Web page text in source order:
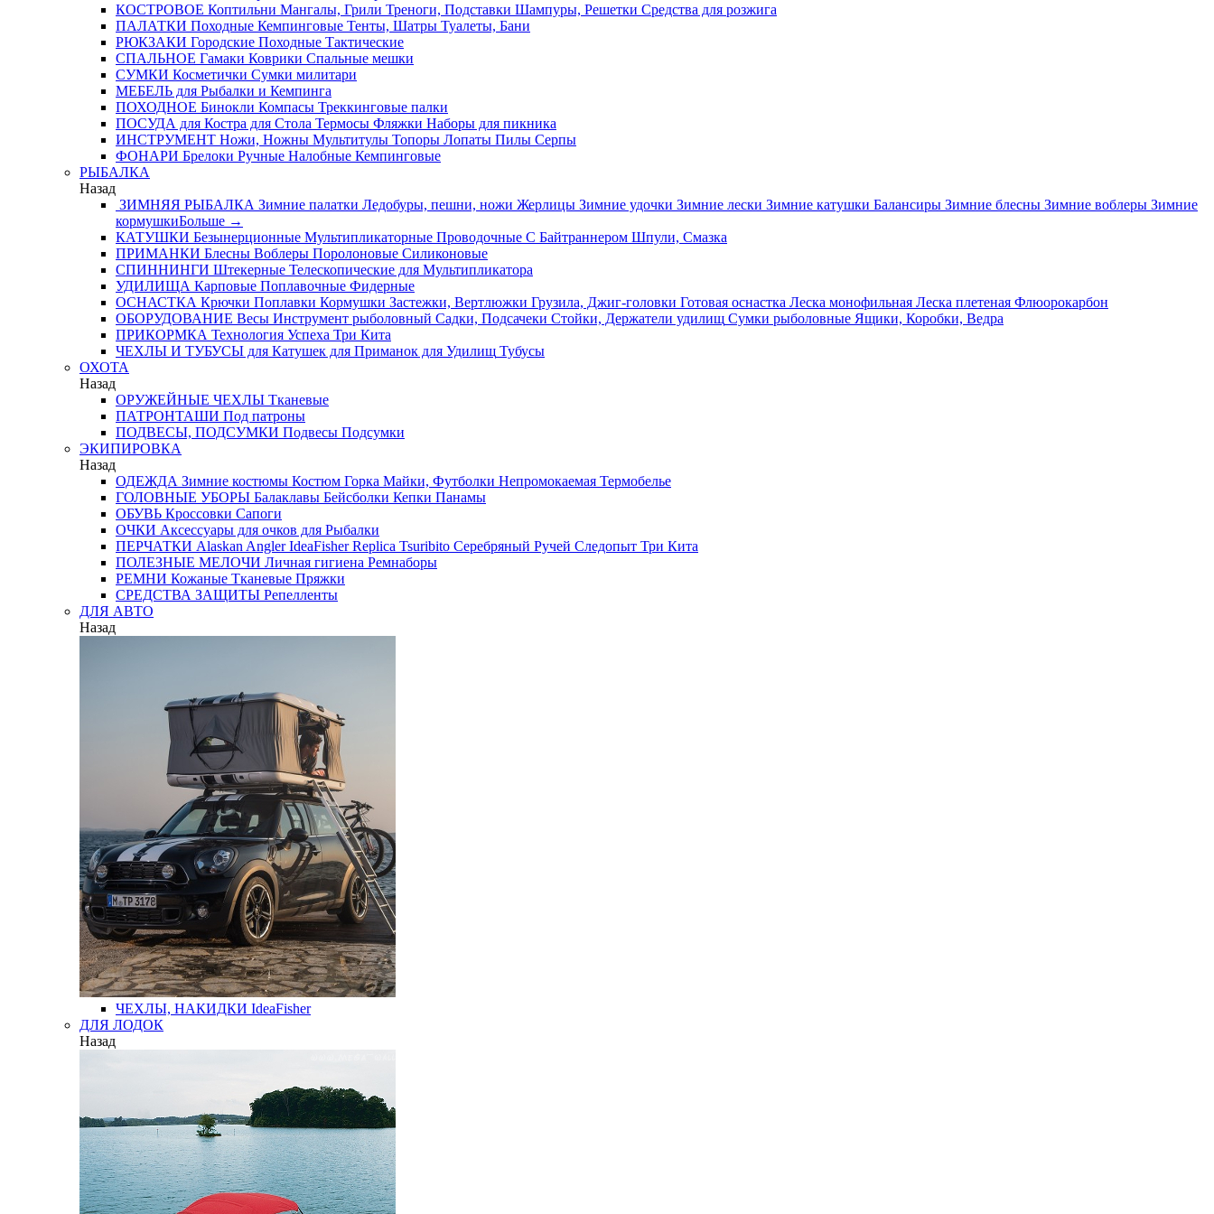
КОСТРОВОЕ Коптильни Мангалы, Грили Треноги, Подставки Шампуры, Решетки Средства для розжига
ПАЛАТКИ Походные Кемпинговые Тенты, Шатры Туалеты, Бани
РЮКЗАКИ Городские Походные Тактические
СПАЛЬНОЕ Гамаки Коврики Спальные мешки
СУМКИ Косметички Сумки милитари
МЕБЕЛЬ для Рыбалки и Кемпинга
ПОХОДНОЕ Бинокли Компасы Треккинговые палки
ПОСУДА для Костра для Стола Термосы Фляжки Наборы для пикника
ИНСТРУМЕНТ Ножи, Ножны Мультитулы Топоры Лопаты Пилы Серпы
ФОНАРИ Брелоки Ручные Налобные Кемпинговые
РЫБАЛКА
Назад
ЗИМНЯЯ РЫБАЛКА Зимние палатки Ледобуры, пешни, ножи Жерлицы Зимние удочки Зимние лески Зимние катушки Балансиры Зимние блесны Зимние воблеры Зимние
кормушкиБольше →
КАТУШКИ Безынерционные Мультипликаторные Проводочные С Байтраннером Шпули, Смазка
ПРИМАНКИ Блесны Воблеры Поролоновые Силиконовые
СПИННИНГИ Штекерные Телескопические для Мультипликатора
УДИЛИЩА Карповые Поплавочные Фидерные
ОСНАСТКА Крючки Поплавки Кормушки Застежки, Вертлюжки Грузила, Джиг-головки Готовая оснастка Леска монофильная Леска плетеная Флюорокарбон
ОБОРУДОВАНИЕ Весы Инструмент рыболовный Садки, Подсачеки Стойки, Держатели удилищ Сумки рыболовные Ящики, Коробки, Ведра
ПРИКОРМКА Технология Успеха Три Кита
ЧЕХЛЫ И ТУБУСЫ для Катушек для Приманок для Удилищ Тубусы
ОХОТА
Назад
ОРУЖЕЙНЫЕ ЧЕХЛЫ Тканевые
ПАТРОНТАШИ Под патроны
ПОДВЕСЫ, ПОДСУМКИ Подвесы Подсумки
ЭКИПИРОВКА
Назад
ОДЕЖДА Зимние костюмы Костюм Горка Майки, Футболки Непромокаемая Термобелье
ГОЛОВНЫЕ УБОРЫ Балаклавы Бейсболки Кепки Панамы
ОБУВЬ Кроссовки Сапоги
ОЧКИ Аксессуары для очков для Рыбалки
ПЕРЧАТКИ Alaskan AnglerIdeaFisherReplica Tsuribito Серебряный Ручей Следопыт Три Кита
ПОЛЕЗНЫЕ МЕЛОЧИ Личная гигиена Ремнаборы
РЕМНИ Кожаные Тканевые Пряжки
СРЕДСТВА ЗАЩИТЫ Репелленты
ДЛЯ АВТО
Назад
ЧЕХЛЫ, НАКИДКИ IdeaFisher
ДЛЯ ЛОДОК
Назад